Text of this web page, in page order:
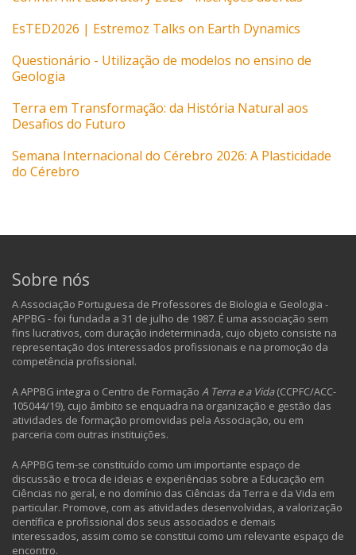
EsTED2026 | Estremoz Talks on Earth Dynamics
Questionário - Utilização de modelos no ensino de
Geologia
Terra em Transformação: da História Natural aos
Desafios do Futuro
Semana Internacional do Cérebro 2026: A Plasticidade
do Cérebro
Sobre nós
A Associação Portuguesa de Professores de Biologia e Geologia -
APPBG - foi fundada a 31 de julho de 1987. É uma associação sem
fins lucrativos, com duração indeterminada, cujo objeto consiste na
representação dos interessados profissionais e na promoção da
competência profissional.
A APPBG integra o Centro de Formação A Terra e a Vida(CCPFC/ACC-
105044/19), cujo âmbito se enquadra na organização e gestão das
atividades de formação promovidas pela Associação, ou em
parceria com outras instituições.
A APPBG tem-se constituído como um importante espaço de
discussão e troca de ideias e experiências sobre a Educação em
Ciências no geral, e no domínio das Ciências da Terra e da Vida em
particular. Promove, com as atividades desenvolvidas, a valorização
científica e profissional dos seus associados e demais
interessados, assim como se constitui como um relevante espaço de
encontro.